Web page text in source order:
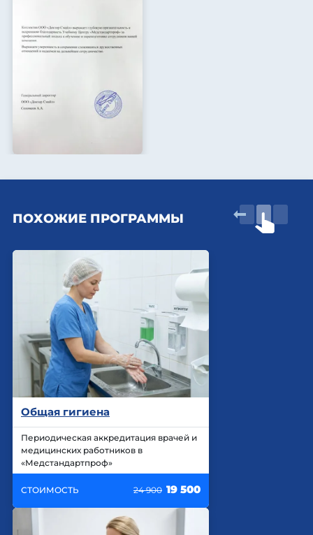
ПОХОЖИЕ ПРОГРАММЫ
Общая гигиена
Периодическая аккредитация врачей и
медицинских работников в
«Медстандартпроф»
СТОИМОСТЬ 24 900 19 500